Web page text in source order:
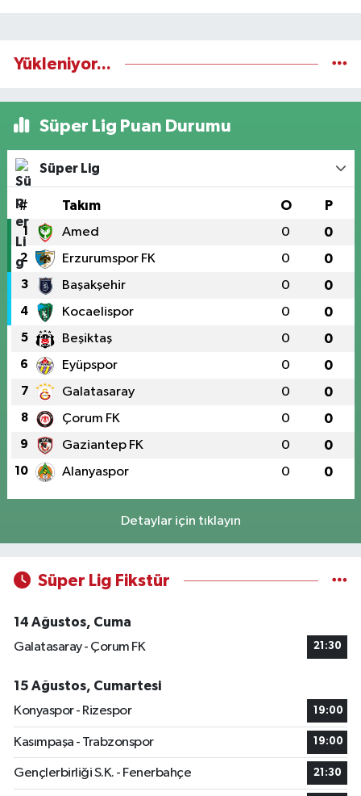
Yükleniyor...
Süper Lig Puan Durumu
Süper Lig
# Takım O P
1 Amed 0 0
2 Erzurumspor FK 0 0
3 Başakşehir 0 0
4 Kocaelispor 0 0
5 Beşiktaş 0 0
6 Eyüpspor 0 0
7 Galatasaray 0 0
8 Çorum FK 0 0
9 Gaziantep FK 0 0
10 Alanyaspor 0 0
Detaylar için tıklayın
Süper Lig Fikstür
14 Ağustos, Cuma
Galatasaray - Çorum FK
21:30
15 Ağustos, Cumartesi
Konyaspor - Rizespor
19:00
Kasımpaşa - Trabzonspor 19:00
Gençlerbirliği S.K. - Fenerbahçe 21:30